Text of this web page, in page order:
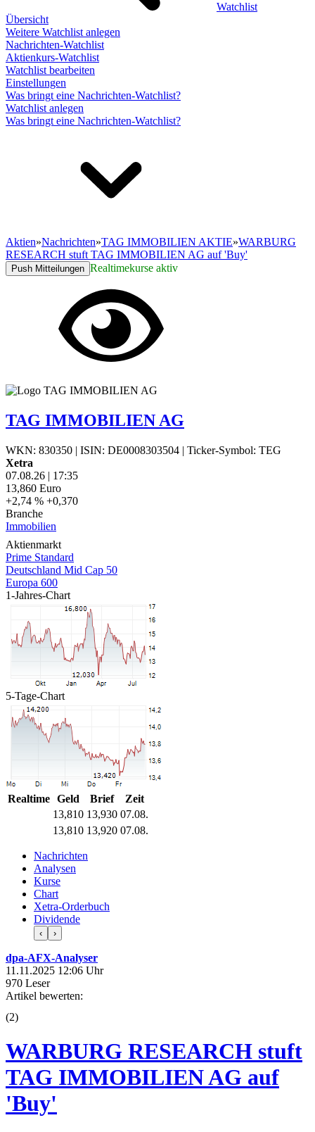
Watchlist
Übersicht
Weitere Watchlist anlegen
Nachrichten-Watchlist
Aktienkurs-Watchlist
Watchlist bearbeiten
Einstellungen
Was bringt eine Nachrichten-Watchlist?
Watchlist anlegen
Was bringt eine Nachrichten-Watchlist?
Aktien»Nachrichten»TAG IMMOBILIEN AKTIE»WARBURG
RESEARCH stuft TAG IMMOBILIEN AG auf 'Buy'
Push Mitteilungen Realtimekurse aktiv
TAG IMMOBILIEN AG
WKN: 830350 | ISIN: DE0008303504 | Ticker-Symbol: TEG
Xetra
07.08.26 | 17:35
13,860 Euro
+2,74 % +0,370
Branche
Immobilien
Aktienmarkt
Prime Standard
Deutschland Mid Cap 50
Europa 600
1-Jahres-Chart
5-Tage-Chart
Realtime Geld Brief
Zeit
13,810 13,930 07.08.
13,810 13,920 07.08.
Nachrichten
Analysen
Kurse
Chart
Xetra-Orderbuch
Dividende
‹ ›
dpa-AFX-Analyser
11.11.2025 12:06 Uhr
970 Leser
Artikel bewerten:
(2)
WARBURG RESEARCH stuft
TAG IMMOBILIEN AG auf
'Buy'